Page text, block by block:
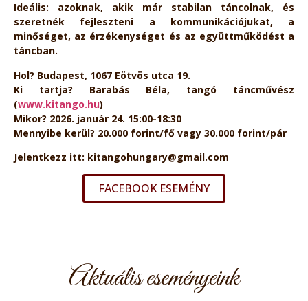
Ideális: azoknak, akik már stabilan táncolnak, és
szeretnék fejleszteni a kommunikációjukat, a
minőséget, az érzékenységet és az együttműködést a
táncban.
Hol? Budapest, 1067 Eötvös utca 19.
Ki tartja? Barabás Béla, tangó táncművész
(www.kitango.hu)
Mikor? 2026. január 24. 15:00-18:30
Mennyibe kerül? 20.000 forint/fő vagy 30.000 forint/pár
Jelentkezz itt: kitangohungary@gmail.com
FACEBOOK ESEMÉNY
Aktuális eseményeink